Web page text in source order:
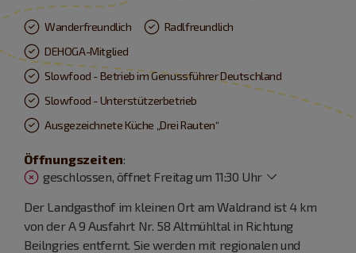
Wanderfreundlich
Radlfreundlich
DEHOGA-Mitglied
Slowfood - Betrieb im Genussführer Deutschland
Slowfood - Unterstützerbetrieb
Ausgezeichnete Küche „Drei Rauten“
Öffnungszeiten:
geschlossen, öffnet Freitag um 11:30 Uhr
Der Landgasthof im kleinen Ort am Waldrand ist 4 km
von der A 9 Ausfahrt Nr. 58 Altmühltal in Richtung
Beilngries entfernt. Sie werden mit regionalen und